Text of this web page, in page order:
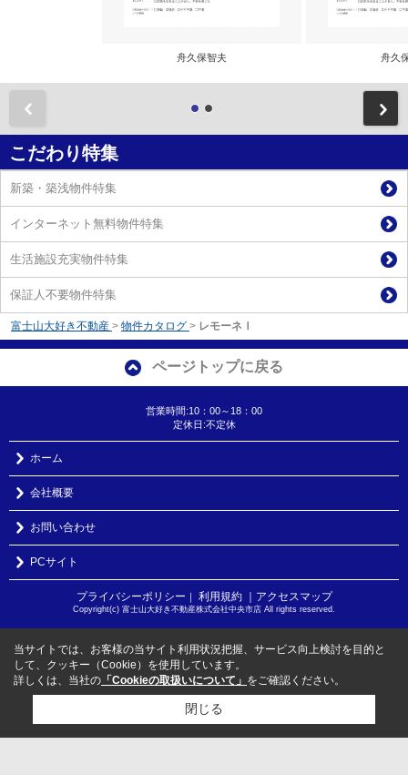
舟久保智夫 舟久
こだわり特集
新築・築浅物件特集
インターネット無料物件特集
生活施設充実物件特集
保証人不要物件特集
富士山大好き不動産 > 物件カタログ > レモーネⅠ
ページトップに戻る
営業時間:10：00～18：00
定休日:不定休
ホーム
会社概要
お問い合わせ
PCサイト
プライバシーポリシー 利用規約 ｜アクセスマップ
Copyright(c) 富士山大好き不動産株式会社中央市店 All rights reserved.
当サイトでは、お客様の当サイト利用状況把握、サービス向上検討を目的と
して、クッキー（Cookie）を使用しています。
詳しくは、当社の 「Cookieの取扱いについて」 をご確認ください。
閉じる